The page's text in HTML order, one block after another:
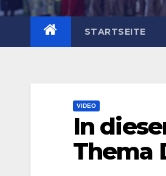
STARTSEITE
VIDEO
In
Thema